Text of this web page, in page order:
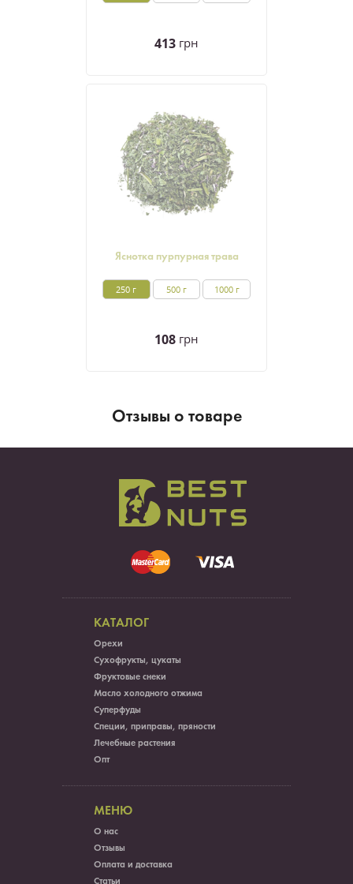
413 грн
Яснотка пурпурная трава
250 г 500 г 1000 г
108 грн
Отзывы о товаре
КАТАЛОГ
Орехи
Сухофрукты, цукаты
Фруктовые снеки
Масло холодного отжима
Суперфуды
Специи, приправы, пряности
Лечебные растения
Опт
МЕНЮ
О нас
Отзывы
Оплата и доставка
Статьи